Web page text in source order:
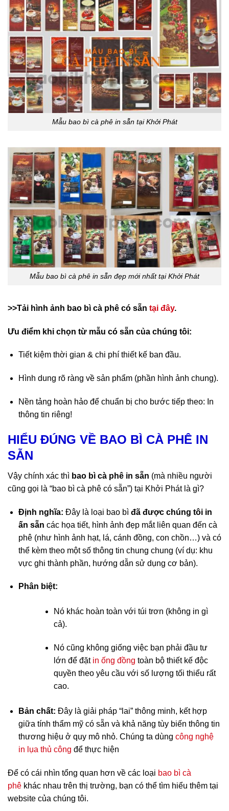
Mẫu bao bì cà phê in sẵn tại Khởi Phát
Mẫu bao bì cà phê in sẵn đẹp mới nhất tại Khởi Phát
>>Tải hình ảnh bao bì cà phê có sẵn tại đây.
Ưu điểm khi chọn từ mẫu có sẵn của chúng tôi:
Tiết kiệm thời gian & chi phí thiết kế ban đầu.
Hình dung rõ ràng về sản phẩm (phần hình ảnh chung).
Nền tảng hoàn hảo để chuẩn bị cho bước tiếp theo: In
thông tin riêng!
HIỂU ĐÚNG VỀ BAO BÌ CÀ PHÊ IN
SẴN
Vậy chính xác thì bao bì cà phê in sẵn (mà nhiều người
cũng gọi là “bao bì cà phê có sẵn”) tại Khởi Phát là gì?
Định nghĩa: Đây là loại bao bì đã được chúng tôi in
ấn sẵn các họa tiết, hình ảnh đẹp mắt liên quan đến cà
phê (như hình ảnh hạt, lá, cánh đồng, con chồn…) và có
thể kèm theo một số thông tin chung chung (ví dụ: khu
vực ghi thành phần, hướng dẫn sử dụng cơ bản).
Phân biệt:
Nó khác hoàn toàn với túi trơn (không in gì
cả).
Nó cũng không giống việc bạn phải đầu tư
lớn để đặt in ống đồng toàn bộ thiết kế độc
quyền theo yêu cầu với số lượng tối thiểu rất
cao.
Bản chất: Đây là giải pháp “lai” thông minh, kết hợp
giữa tính thẩm mỹ có sẵn và khả năng tùy biến thông tin
thương hiệu ở quy mô nhỏ. Chúng ta dùng công nghệ
in lụa thủ công để thực hiện
Để có cái nhìn tổng quan hơn về các loại bao bì cà
phê khác nhau trên thị trường, bạn có thể tìm hiểu thêm tại
website của chúng tôi.